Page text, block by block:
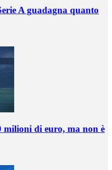
A guadagna quanto
milioni di euro, ma non è